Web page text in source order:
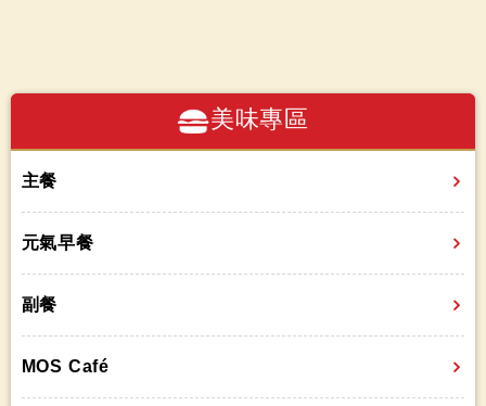
美味專區
主餐
元氣早餐
副餐
MOS Café